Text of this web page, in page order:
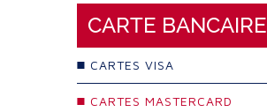
CARTE BANCAIRE
CARTES VISA
CARTES MASTERCARD